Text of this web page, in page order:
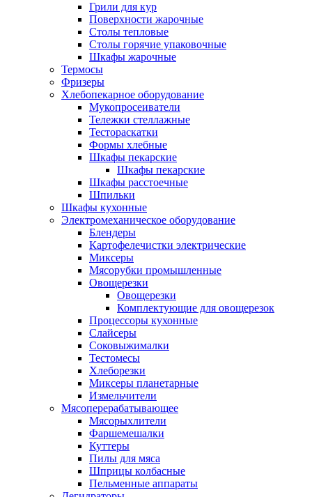
Грили для кур
Поверхности жарочные
Столы тепловые
Столы горячие упаковочные
Шкафы жарочные
Термосы
Фризеры
Хлебопекарное оборудование
Мукопросеиватели
Тележки стеллажные
Тестораскатки
Формы хлебные
Шкафы пекарские
Шкафы пекарские
Шкафы расстоечные
Шпильки
Шкафы кухонные
Электромеханическое оборудование
Блендеры
Картофелечистки электрические
Миксеры
Мясорубки промышленные
Овощерезки
Овощерезки
Комплектующие для овощерезок
Процессоры кухонные
Слайсеры
Соковыжималки
Тестомесы
Хлеборезки
Миксеры планетарные
Измельчители
Мясоперерабатывающее
Мясорыхлители
Фаршемешалки
Куттеры
Пилы для мяса
Шприцы колбасные
Пельменные аппараты